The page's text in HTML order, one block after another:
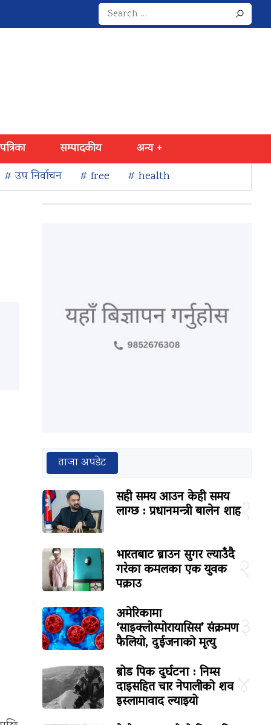
Search
for:
सम्पादकीय
अन्य +
# उप निर्वाचन # free # health
ताजा अपडेट
१
सही समय आउन केही समय
लाग्छ : प्रधानमन्त्री बालेन शाह
भारतबाट ब्राउन सुगर ल्याउँदै
गरेका कमलका एक युवक
पक्राउ
३
अमेरिकामा
‘साइक्लोस्पोरायासिस’ संक्रमण
फैलियो, दुईजनाको मृत्यु
ब्रोड पिक दुर्घटना : निम्स
दाइसहित चार नेपालीको शव
इस्लामावाद ल्याइयो